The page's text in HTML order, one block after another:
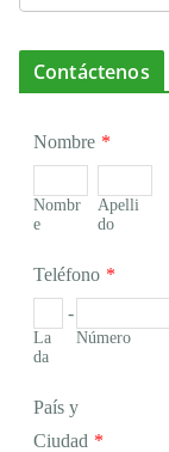
Contáctenos
Nombre *
Nombr
e
Apelli
do
Teléfono *
La
da
-
Número
País y
Ciudad *